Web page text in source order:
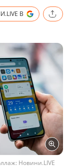
В
Новини.LIVE